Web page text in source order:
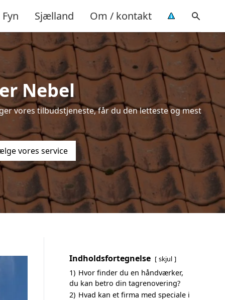
Fyn Sjælland Om / kontakt
Nebel
vores tilbudstjeneste, får du den letteste og mest
vores service
Indholdsfortegnelse skjul
1) Hvor finder du en håndværker,
du kan betro din tagrenovering?
2) Hvad kan et firma med speciale i